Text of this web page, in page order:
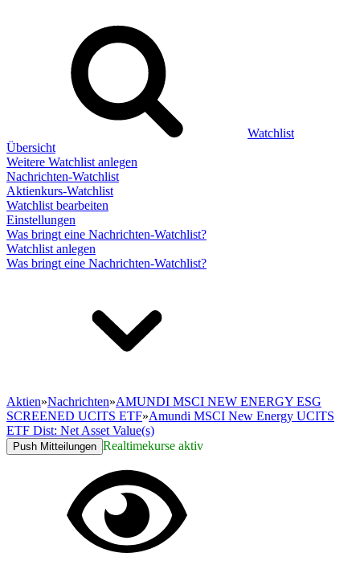
Watchlist
Übersicht
Weitere Watchlist anlegen
Nachrichten-Watchlist
Aktienkurs-Watchlist
Watchlist bearbeiten
Einstellungen
Was bringt eine Nachrichten-Watchlist?
Watchlist anlegen
Was bringt eine Nachrichten-Watchlist?
Aktien»Nachrichten»AMUNDI MSCI NEW ENERGY ESG
SCREENED UCITS ETF»Amundi MSCI New Energy UCITS
ETF Dist: Net Asset Value(s)
Push Mitteilungen Realtimekurse aktiv